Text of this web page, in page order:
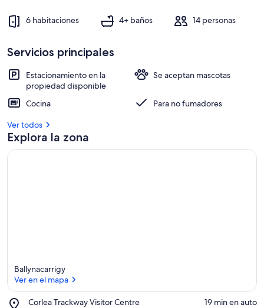
Sleeps
14
Restaurantes
6 habitaciones 4+ baños 14 personas
Servicios principales
Estacionamiento en la
propiedad disponible
Se aceptan mascotas
Cocina
Para no fumadores
Ver todos
Explora la zona
Ballynacarrigy
Ver en el mapa
Corlea Trackway Visitor Centre
Place,
‪19 min en auto‬